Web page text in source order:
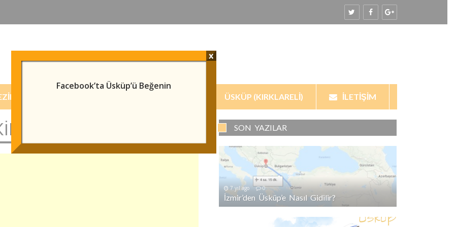
GÖRÜLECEK YERLER ÜSKÜP (KIRKLARELI) İLETIŞIM
EV SON YAZILAR
7 yıl ago 0
İzmir’den Üsküp’e Nasıl Gidilir?
Facebook’ta Üsküp’ü Beğenin
x